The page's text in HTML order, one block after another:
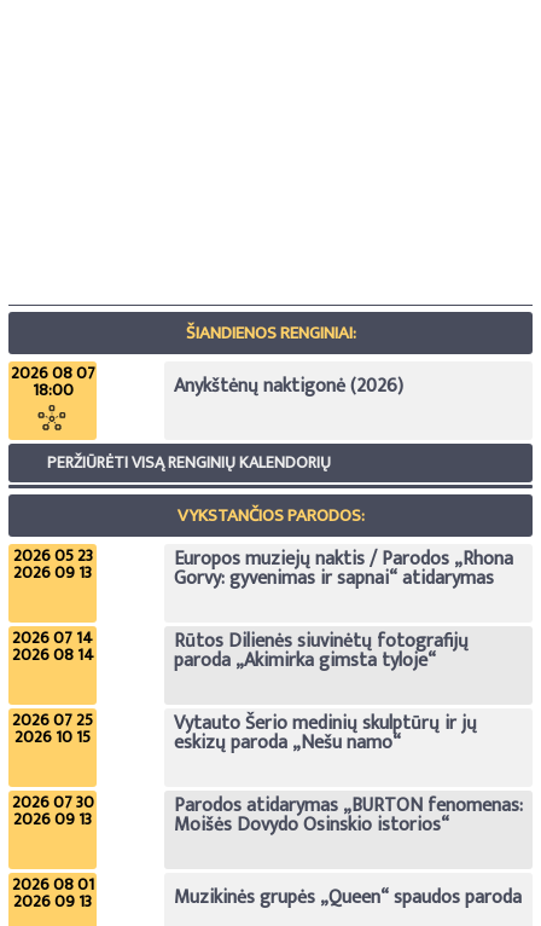
ŠIANDIENOS RENGINIAI:
2026 08 07
18:00 Anykštėnų naktigonė (2026)
PERŽIŪRĖTI VISĄ RENGINIŲ KALENDORIŲ
VYKSTANČIOS PARODOS:
2026 05 23
2026 09 13 Europos muziejų naktis / Parodos „Rhona
Gorvy: gyvenimas ir sapnai“ atidarymas
2026 07 14
2026 08 14 Rūtos Dilienės siuvinėtų fotografijų
paroda „Akimirka gimsta tyloje“
2026 07 25
2026 10 15 Vytauto Šerio medinių skulptūrų ir jų
eskizų paroda „Nešu namo“
2026 07 30
2026 09 13 Parodos atidarymas „BURTON fenomenas:
Moišės Dovydo Osinskio istorios“
2026 08 01
2026 09 13 Muzikinės grupės „Queen“ spaudos paroda